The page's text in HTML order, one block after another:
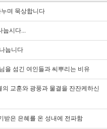
며 묵상합니다
눕시다...
눕니다
을 섬긴 여인들과 씨뿌리는 비유
교훈와 광풍과 물결을 잔잔케하신
받은 은혜를 온 성내에 전파함